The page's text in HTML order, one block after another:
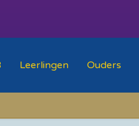
Leerlingen Ouders